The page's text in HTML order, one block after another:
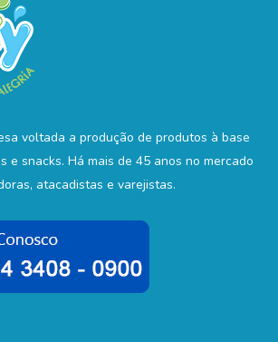
voltada a produção de produtos à base
e snacks. Há mais de 45 anos no mercado
atacadistas e varejistas.